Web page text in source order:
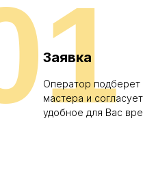
Заявка
Оператор
мастера и согласует
удобное для Вас